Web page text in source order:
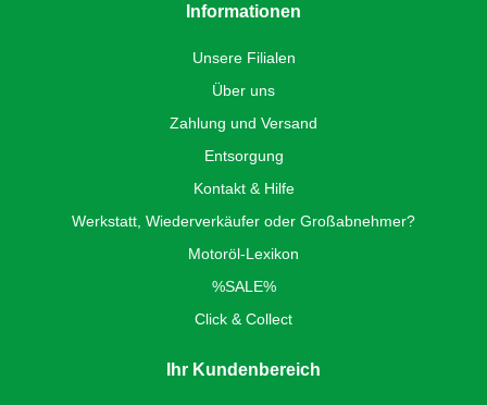
Informationen
Unsere Filialen
Über uns
Zahlung und Versand
Entsorgung
Kontakt & Hilfe
Werkstatt, Wiederverkäufer oder Großabnehmer?
Motoröl-Lexikon
%SALE%
Click & Collect
Ihr Kundenbereich